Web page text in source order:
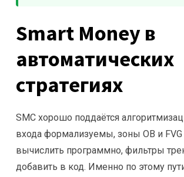
Smart Money в
автоматических
стратегиях
SMC хорошо поддаётся
входа формализуемы, зоны OB и
вычислить программно, фильтры
добавить в код. Именно по этому